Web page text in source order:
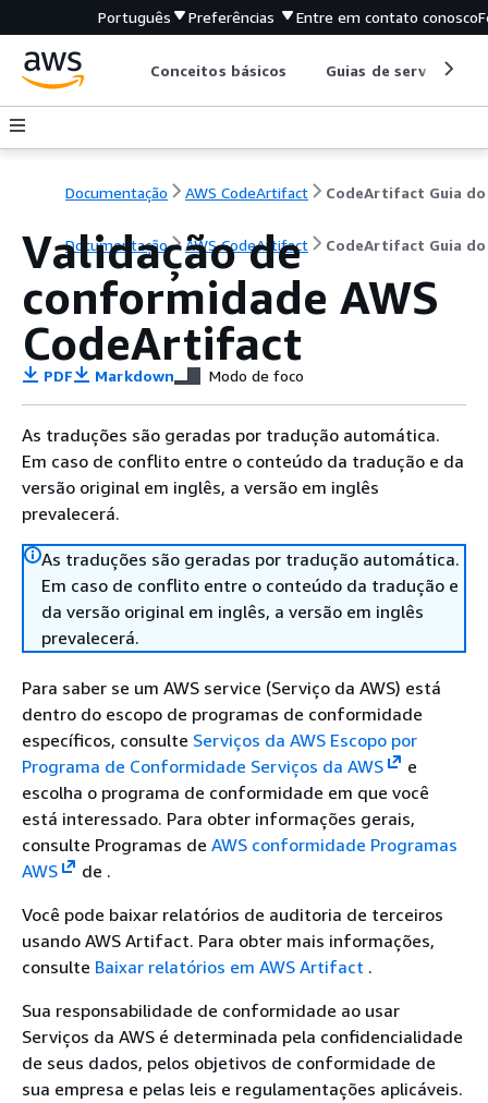
Português Preferências Entre em contato conosco
Conceitos básicos Guias de serviço
Documentação AWS CodeArtifact
Documentação AWS CodeArtifact CodeArtifact Guia
Validação de
conformidade AWS
CodeArtifact
PDF Markdown Modo de foco
As traduções são geradas por tradução automática.
Em caso de conflito entre o conteúdo da tradução e da
versão original em inglês, a versão em inglês
prevalecerá.
As traduções são geradas por tradução automática.
Em caso de conflito entre o conteúdo da tradução e
da versão original em inglês, a versão em inglês
prevalecerá.
Para saber se um AWS service (Serviço da AWS) está
dentro do escopo de programas de conformidade
específicos, consulte Serviços da AWS Escopo por
Programa de Conformidade Serviços da AWS
e
escolha o programa de conformidade em que você
está interessado. Para obter informações gerais,
consulte Programas de AWS conformidade Programas
AWS
de .
Você pode baixar relatórios de auditoria de terceiros
usando AWS Artifact. Para obter mais informações,
consulte Baixar relatórios em AWS Artifact .
Sua responsabilidade de conformidade ao usar
Serviços da AWS é determinada pela confidencialidade
de seus dados, pelos objetivos de conformidade de
sua empresa e pelas leis e regulamentações aplicáveis.